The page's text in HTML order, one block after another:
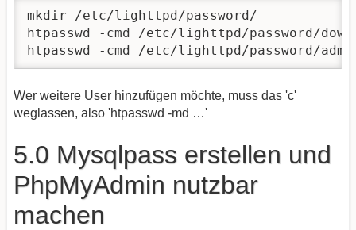
mkdir /etc/lighttpd/password/
htpasswd -cmd /etc/lighttpd/password/
htpasswd -cmd /etc/lighttpd/password/
Wer weitere User hinzufügen möchte, muss das 'c'
weglassen, also 'htpasswd -md …'
5.0 Mysqlpass erstellen und
PhpMyAdmin nutzbar
machen